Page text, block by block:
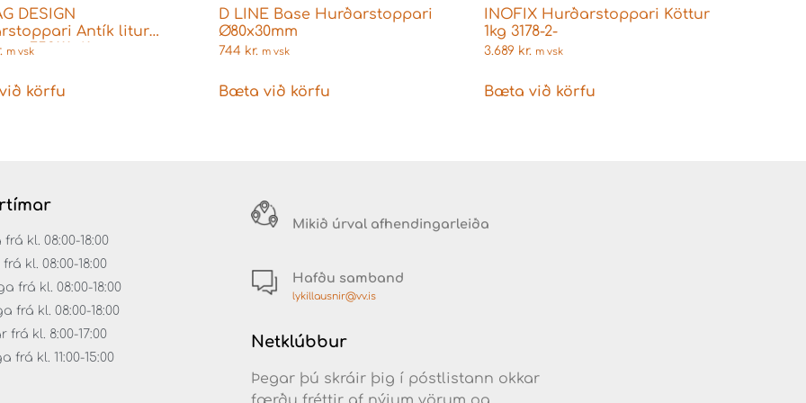
DESIGN
Antík litur
753111-41
m vsk
körfu
D LINE Base Hurðarstoppari
Ø80x30mm
744 kr. m vsk
Bæta við körfu
INOFIX Hurðarstoppari Köttur
1kg 3178-2-
3.689 kr. m vsk
Bæta við körfu
kl. 08:00-18:00
kl. 08:00-18:00
frá kl. 08:00-18:00
frá kl. 08:00-18:00
kl. 8:00-17:00
frá kl. 11:00-15:00
Mikið úrval afhendingarleiða
Hafðu samband
lykillausnir@vv.is
Netklúbbur
Þegar þú skráir þig í póstlistann okkar